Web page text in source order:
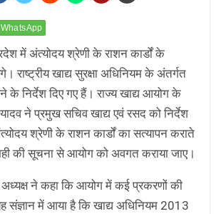
में अंत्योदय श्रेणी के राशन कार्डों के
राष्ट्रीय खाद्य सुरक्षा अधिनियम के अंतर्गत
के निर्देश दिए गए हैं। राज्य खाद्य आयोग के
ने प्रमुख सचिव खाद्य एवं रसद को निर्देश
श्रेणी के राशन कार्डों का सत्यापन कराते
की सूचना से आयोग को अवगत कराया जाए।
अध्यक्ष ने कहा कि आयोग में कई प्रकरणों की
संज्ञान में आया है कि खाद्य अधिनियम 2013